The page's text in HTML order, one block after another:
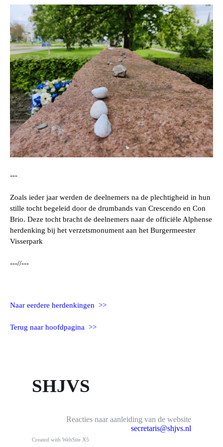
---
Zoals ieder jaar werden de deelnemers na de plechtigheid in hun
stille tocht begeleid door de drumbands van Crescendo en Con
Brio. Deze tocht bracht de deelnemers naar de officiële Alphense
herdenking bij het verzetsmonument aan het Burgermeester
Visserpark
---//---
Naar eerdere herdenkingen >>
Terug naar hoofdpagina >>
SHJVS
Reacties naar aanleiding van de website
secretaris@shjvs.nl
Created with WebSite X5